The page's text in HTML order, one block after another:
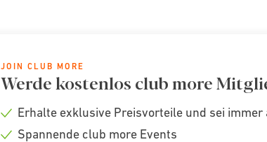
JOIN CLUB MORE
Werde kostenlos club more
Check
Erhalte exklusive Preisvorteile und sei
Spannende club more Events